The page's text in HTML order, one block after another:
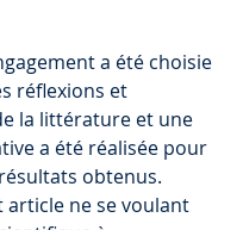
a été choisie
réflexions et
la littérature et une
a été réalisée pour
obtenus.
article ne se voulant